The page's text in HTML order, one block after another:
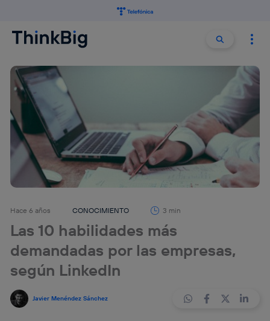
Buscar
Hace 6 años CONOCIMIENTO 3 min
Las 10 habilidades más
demandadas por las empresas,
según LinkedIn
Javier Menéndez Sánchez